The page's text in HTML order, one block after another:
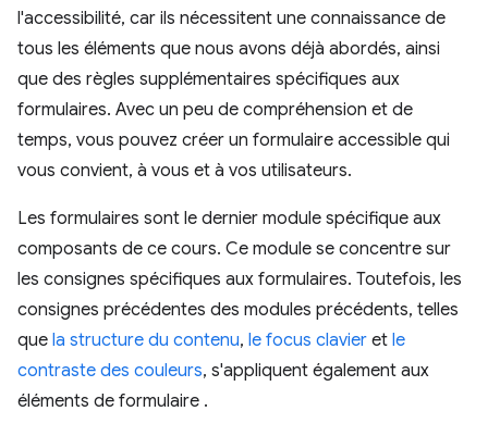
l'accessibilité, car ils nécessitent une connaissance de
tous les éléments que nous avons déjà abordés, ainsi
que des règles supplémentaires spécifiques aux
formulaires. Avec un peu de compréhension et de
temps, vous pouvez créer un formulaire accessible qui
vous convient, à vous et à vos utilisateurs.
Les formulaires sont le dernier module spécifique aux
composants de ce cours. Ce module se concentre sur
les consignes spécifiques aux formulaires. Toutefois, les
consignes précédentes des modules précédents, telles
que la structure du contenu, le focus clavier et le
contraste des couleurs, s'appliquent également aux
éléments de formulaire .